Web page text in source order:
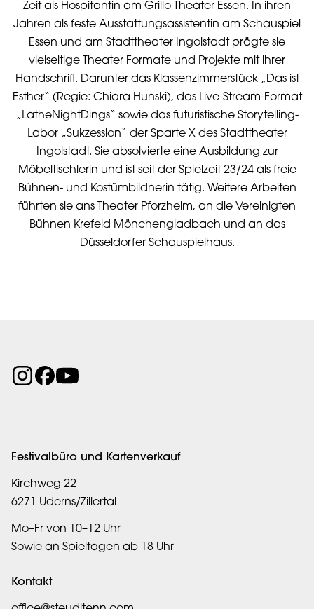
Zeit als Hospitantin am Grillo Theater Essen. In ihren
Jahren als feste Ausstattungsassistentin am Schauspiel
Essen und am Stadttheater Ingolstadt prägte sie
vielseitige Theater Formate und Projekte mit ihrer
Handschrift. Darunter das Klassenzimmerstück „Das ist
Esther“ (Regie: Chiara Hunski), das Live-Stream-Format
„LatheNightDings“ sowie das futuristische Storytelling-
Labor „Sukzession“ der Sparte X des Stadttheater
Ingolstadt. Sie absolvierte eine Ausbildung zur
Möbeltischlerin und ist seit der Spielzeit 23/24 als freie
Bühnen- und Kostümbildnerin tätig. Weitere Arbeiten
führten sie ans Theater Pforzheim, an die Vereinigten
Bühnen Krefeld Mönchengladbach und an das
Düsseldorfer Schauspielhaus.
Festivalbüro und Kartenverkauf
Kirchweg 22
6271 Uderns/Zillertal
Mo–Fr von 10–12 Uhr
Sowie an Spieltagen ab 18 Uhr
Kontakt